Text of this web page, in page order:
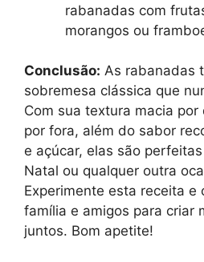
rabanadas com
morangos ou
Conclusão: As rabanadas
sobremesa clássica que
Com sua textura macia
por fora, além do sabor
e açúcar, elas são
Natal ou qualquer outra
Experimente esta receita e
família e amigos para criar
juntos. Bom apetite!